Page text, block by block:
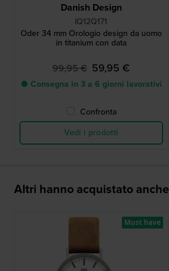
Danish Design
IQ12Q171
Oder 34 mm Orologio design da uomo
in titanium con data
99,95 € 59,95 €
● Consegna in 3 a 6 giorni lavorativi
Confronta
Vedi i prodotti
Altri hanno acquistato anche
Must have